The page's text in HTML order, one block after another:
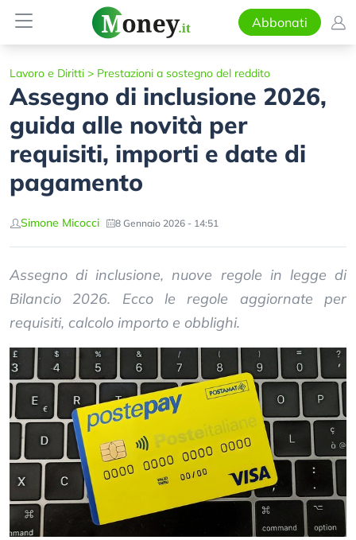
Abbonati
Lavoro e Diritti > Prestazioni a sostegno del reddito
Assegno di inclusione 2026,
guida alle novità per
requisiti, importi e date di
pagamento
Simone Micocci 8 Gennaio 2026 - 14:51
Assegno di inclusione, nuove regole in legge di
Bilancio 2026. Ecco le regole aggiornate per
requisiti, calcolo importo e obblighi.